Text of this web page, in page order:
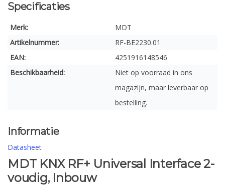
Specificaties
Merk:
MDT
Artikelnummer:
RF-BE2230.01
EAN:
4251916148546
Beschikbaarheid:
Niet op voorraad in ons
magazijn, maar leverbaar op
bestelling.
Informatie
Datasheet
MDT KNX RF+ Universal Interface 2-
voudig, Inbouw